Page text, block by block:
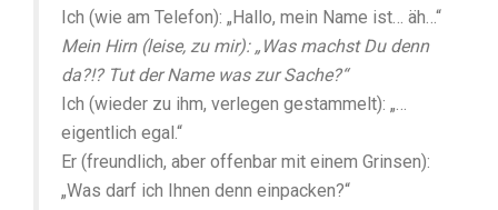
Ich (wie am Telefon): „Hallo, mein Name ist… äh…“
Mein Hirn (leise, zu mir): „Was machst Du denn
da?!? Tut der Name was zur Sache?“
Ich (wieder zu ihm, verlegen gestammelt): „…
eigentlich egal.“
Er (freundlich, aber offenbar mit einem Grinsen):
„Was darf ich Ihnen denn einpacken?“